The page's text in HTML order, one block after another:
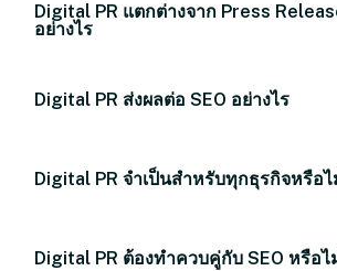
Digital PR แตกต่างจาก Press
อย่างไร
Digital PR ส่งผลต่อ SEO อย่างไร
Digital PR จำเป็นสำหรับทุกธุรกิจหรือ
Digital PR ต้องทำควบคู่กับ SEO หรือไ